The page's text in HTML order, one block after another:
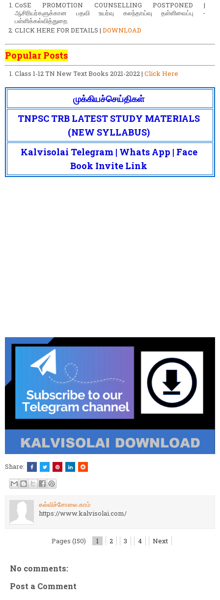
CoSE PROMOTION COUNSELLING POSTPONED |
ஆசிரியர்களுக்கான பதவி உயர்வு கலந்தாய்வு தள்ளிவைப்பு -
பள்ளிக்கல்வித்துறை.
CLICK HERE FOR DETAILS | DOWNLOAD
Popular Posts
Class 1-12 TN New Text Books 2021-2022 | Click Here
முக்கியச்செய்திகள்
TNPSC TRB LATEST STUDY MATERIALS
(NEW SYLLABUS)
Kalvisolai Telegram | Whats App | Face
Book Invite Link
Share:
கல்விச்சோலை.காம்
https://www.kalvisolai.com/
Pages (150) 1 2 3 4 Next
No comments:
Post a Comment